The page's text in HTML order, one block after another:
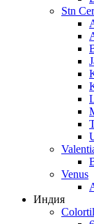
Stn
Venus
Индия